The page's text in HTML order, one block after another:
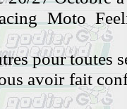
Moto
pour toutes
avoir fait